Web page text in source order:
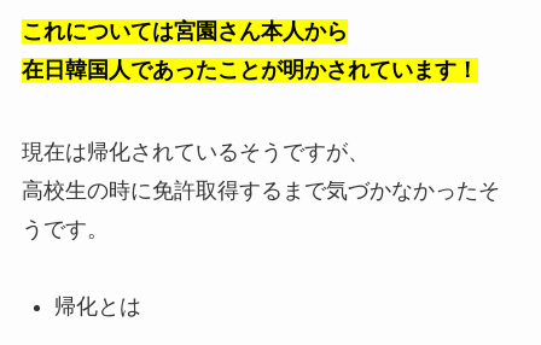
これについては宮園さん本人から
在日韓国人であったことが明かされています！
現在は帰化されているそうですが、
高校生の時に免許取得するまで気づかなかったそ
うです。
帰化とは